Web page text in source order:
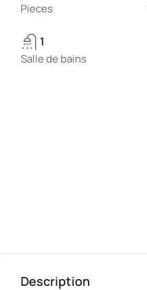
Pieces
1
Salle de bains
Description